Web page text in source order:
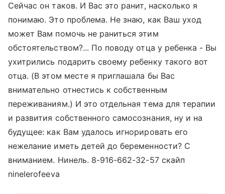
Сейчас он таков. И Вас это ранит, насколько я
понимаю. Это проблема. Не знаю, как Ваш уход
может Вам помочь не раниться этим
обстоятельством?... По поводу отца у ребенка - Вы
ухитрились подарить своему ребенку такого вот
отца. (В этом месте я приглашала бы Вас
внимательно отнестись к собственным
переживаниям.) И это отдельная тема для терапии
и развития собственного самосознания, ну и на
будущее: как Вам удалось игнорировать его
нежелание иметь детей до беременности? С
вниманием. Нинель. 8-916-662-32-57 скайп
ninelerofeeva